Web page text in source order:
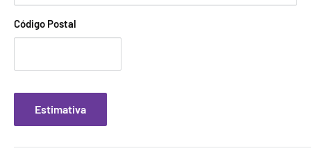
Código Postal
Estimativa